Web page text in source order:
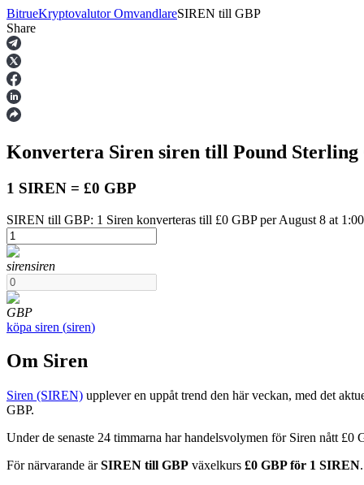
Terminer
USDT Futures
Futures med USDT som säkerhet
COIN-M Futures
Futures för kryptovaluta
BitrueKryptovalutor OmvandlareSIREN till GBP
Share
Konvertera Siren siren till Pound Sterling
1 SIREN = £0 GBP
SIREN till GBP: 1 Siren konverteras till £0 GBP per August 8 at
sirensiren
GBP
köpa siren (siren)
Om Siren
Siren (SIREN) upplever en uppåt trend den här veckan, med det
GBP.
Under de senaste 24 timmarna har handelsvolymen för Siren nått £0
För närvarande ärSIREN till GBP växelkurs £0 GBP för 1 SIREN